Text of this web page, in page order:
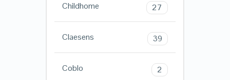
Childhome 27
Claesens 39
Coblo 2